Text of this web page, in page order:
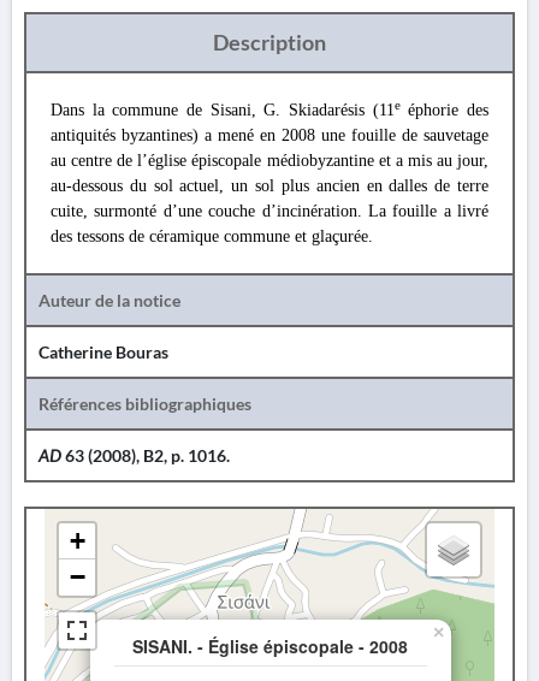
Description
Dans la commune de Sisani, G. Skiadarésis (11eéphorie des
antiquités byzantines) a mené en 2008 une fouille de sauvetage
au centre de l’église épiscopale médiobyzantine et a mis au jour,
au-dessous du sol actuel, un sol plus ancien en dalles de terre
cuite, surmonté d’une couche d’incinération. La fouille a livré
des tessons de céramique commune et glaçurée.
Auteur de la notice
Catherine Bouras
Références bibliographiques
AD63 (2008), B2, p. 1016.
SISANI. - Église épiscopale - 2008
×
+
−